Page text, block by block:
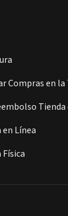
Compras en
Tienda
en Línea
Física